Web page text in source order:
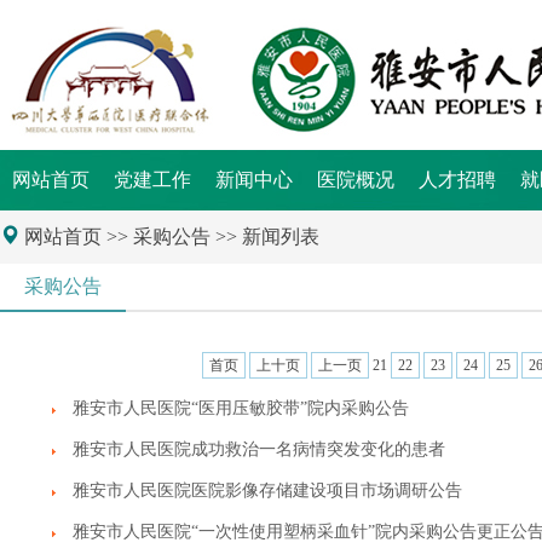
网站首页 党建工作 新闻中心 医院概况 人才招聘
网站首页 >> 采购公告 >> 新闻列表
采购公告
首页 上十页 上一页 21 22 23 24 25 26
雅安市人民医院“医用压敏胶带”院内采购公告
雅安市人民医院成功救治一名病情突发变化的患者
雅安市人民医院医院影像存储建设项目市场调研公告
雅安市人民医院“一次性使用塑柄采血针”院内采购公告更正公